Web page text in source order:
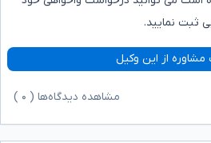
ثبت نمایید.
مشاوره از این وکیل
مشاهده دیدگاه‌ها ( ۰